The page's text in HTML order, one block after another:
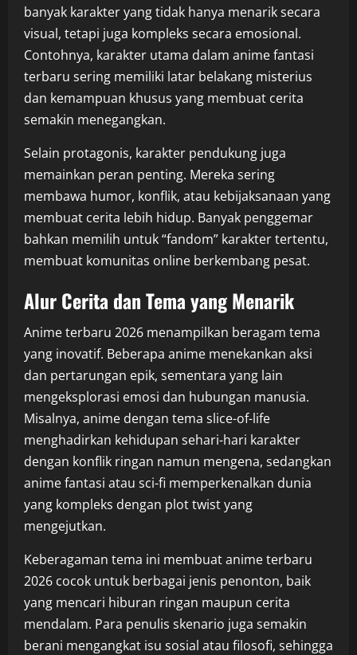
banyak karakter yang tidak hanya menarik secara
visual, tetapi juga kompleks secara emosional.
Contohnya, karakter utama dalam anime fantasi
terbaru sering memiliki latar belakang misterius
dan kemampuan khusus yang membuat cerita
semakin menegangkan.
Selain protagonis, karakter pendukung juga
memainkan peran penting. Mereka sering
membawa humor, konflik, atau kebijaksanaan yang
membuat cerita lebih hidup. Banyak penggemar
bahkan memilih untuk “fandom” karakter tertentu,
membuat komunitas online berkembang pesat.
Alur Cerita dan Tema yang Menarik
Anime terbaru 2026 menampilkan beragam tema
yang inovatif. Beberapa anime menekankan aksi
dan pertarungan epik, sementara yang lain
mengeksplorasi emosi dan hubungan manusia.
Misalnya, anime dengan tema slice-of-life
menghadirkan kehidupan sehari-hari karakter
dengan konflik ringan namun mengena, sedangkan
anime fantasi atau sci-fi memperkenalkan dunia
yang kompleks dengan plot twist yang
mengejutkan.
Keberagaman tema ini membuat anime terbaru
2026 cocok untuk berbagai jenis penonton, baik
yang mencari hiburan ringan maupun cerita
mendalam. Para penulis skenario juga semakin
berani mengangkat isu sosial atau filosofi, sehingga